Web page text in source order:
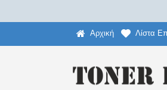
Αρχική Λίστα